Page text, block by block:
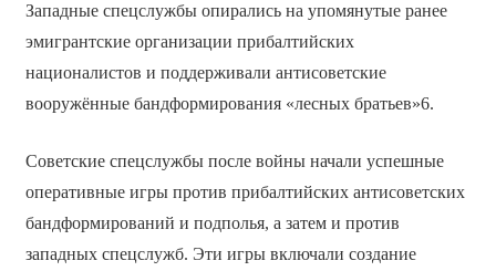
Западные спецслужбы опирались на упомянутые ранее
эмигрантские организации прибалтийских
националистов и поддерживали антисоветские
вооружённые бандформирования «лесных братьев»6.
Советские спецслужбы после войны начали успешные
оперативные игры против прибалтийских антисоветских
бандформирований и подполья, а затем и против
западных спецслужб. Эти игры включали создание